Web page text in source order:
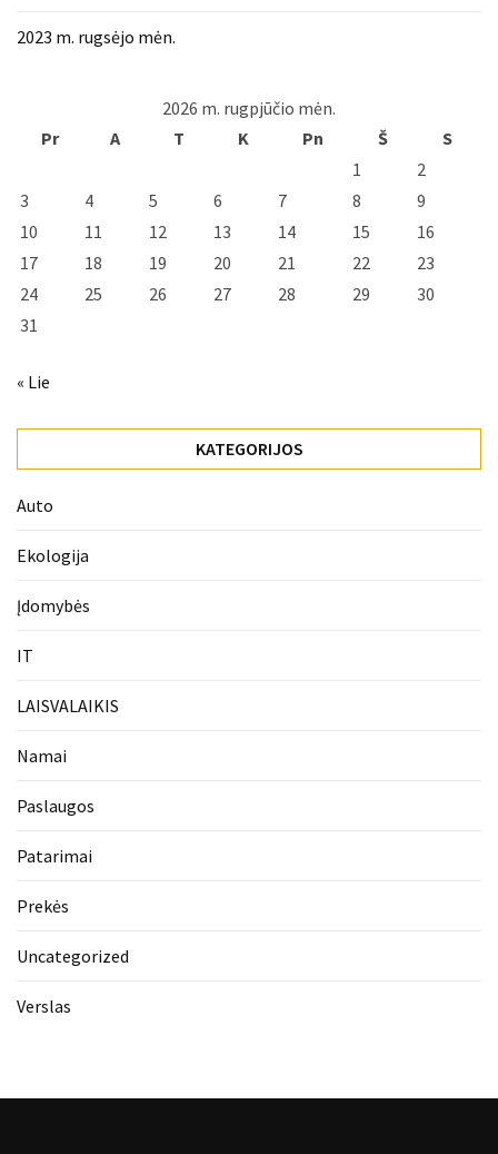
2023 m. rugsėjo mėn.
2026 m. rugpjūčio mėn.
Pr
A T K Pn Š
S
1
2
3
4 5 6 7 8
9
10
11 12 13 14 15
16
17
18 19 20 21 22
23
24
25 26 27 28 29
30
31
« Lie
KATEGORIJOS
Auto
Ekologija
Įdomybės
IT
LAISVALAIKIS
Namai
Paslaugos
Patarimai
Prekės
Uncategorized
Verslas